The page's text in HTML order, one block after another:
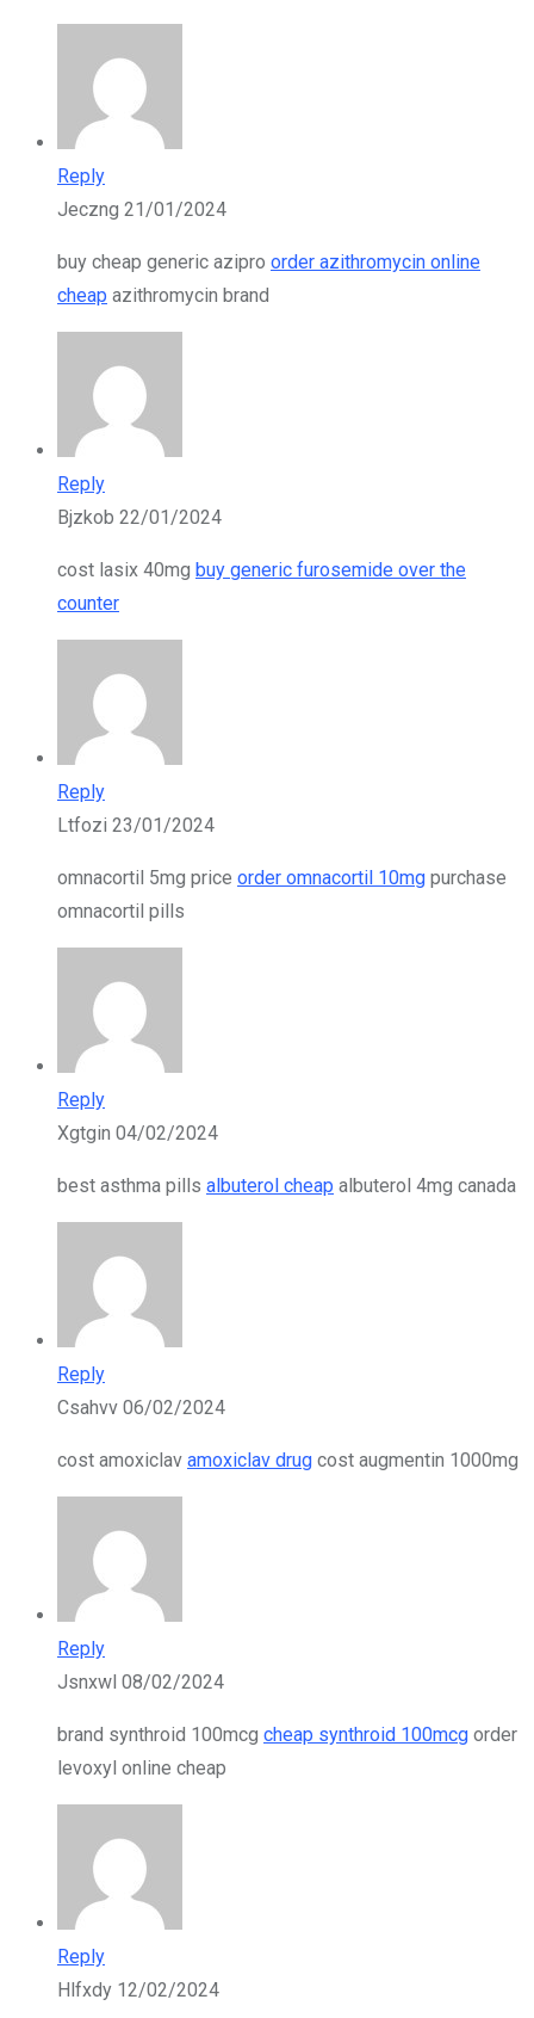
Reply
Jeczng 21/01/2024
buy cheap generic azipro order azithromycin online
cheap azithromycin brand
Reply
Bjzkob 22/01/2024
cost lasix 40mg buy generic furosemide over the
counter
Reply
Ltfozi 23/01/2024
omnacortil 5mg price order omnacortil 10mg purchase
omnacortil pills
Reply
Xgtgin 04/02/2024
best asthma pills albuterol cheap albuterol 4mg canada
Reply
Csahvv 06/02/2024
cost amoxiclav amoxiclav drug cost augmentin 1000mg
Reply
Jsnxwl 08/02/2024
brand synthroid 100mcg cheap synthroid 100mcg order
levoxyl online cheap
Reply
Hlfxdy 12/02/2024